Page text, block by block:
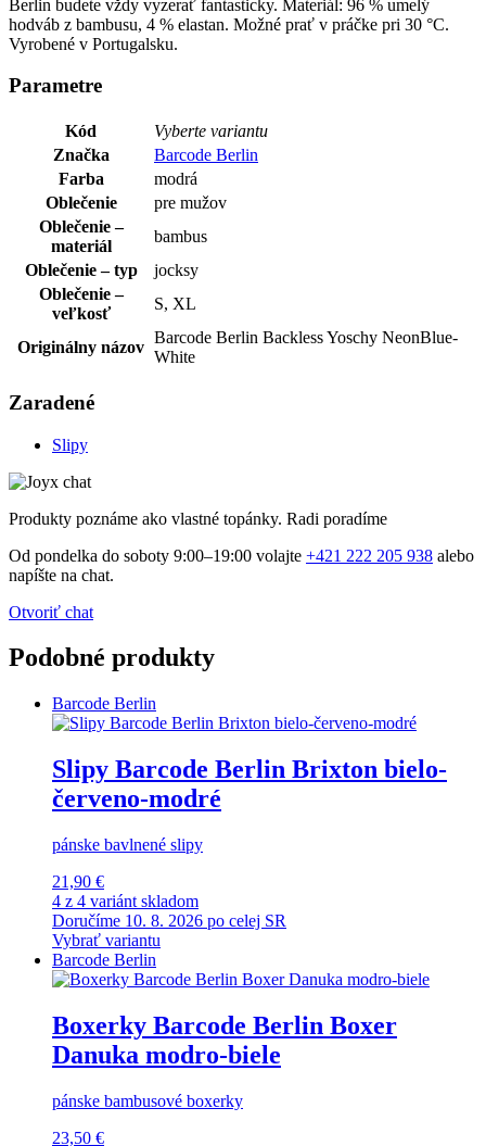
Berlin budete vždy vyzerať fantasticky. Materiál: 96 % umelý
hodváb z bambusu, 4 % elastan. Možné prať v práčke pri 30 °C.
Vyrobené v Portugalsku.
Parametre
Kód
Vyberte variantu
Značka
Barcode Berlin
Farba
modrá
Oblečenie
pre mužov
Oblečenie –
materiál
bambus
Oblečenie – typ
jocksy
Oblečenie –
veľkosť
S, XL
Originálny názov
Barcode Berlin Backless Yoschy NeonBlue-
White
Zaradené
Slipy
Produkty poznáme ako vlastné topánky. Radi poradíme
Od pondelka do soboty 9:00–19:00 volajte +421 222 205 938 alebo
napíšte na chat.
Otvoriť chat
Podobné produkty
Barcode Berlin
Slipy Barcode Berlin Brixton bielo-
červeno-modré
pánske bavlnené slipy
21,90 €
4 z 4 variánt skladom
Doručíme 10. 8. 2026 po celej SR
Vybrať variantu
Barcode Berlin
Boxerky Barcode Berlin Boxer
Danuka modro-biele
pánske bambusové boxerky
23,50 €